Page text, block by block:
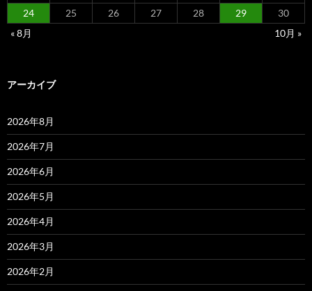
24
25 26 27 28 29
30
« 8月
10月 »
アーカイブ
2026年8月
2026年7月
2026年6月
2026年5月
2026年4月
2026年3月
2026年2月